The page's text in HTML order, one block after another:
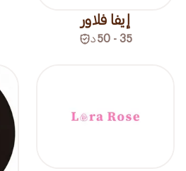
إيفا فلاور
35 - 50 د